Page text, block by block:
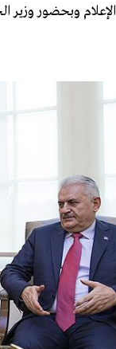
وبحضور وزير